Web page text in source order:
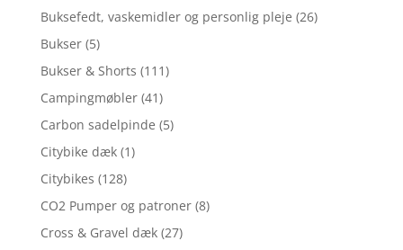
Buksefedt, vaskemidler og personlig pleje (26)
Bukser (5)
Bukser & Shorts (111)
Campingmøbler (41)
Carbon sadelpinde (5)
Citybike dæk (1)
Citybikes (128)
CO2 Pumper og patroner (8)
Cross & Gravel dæk (27)